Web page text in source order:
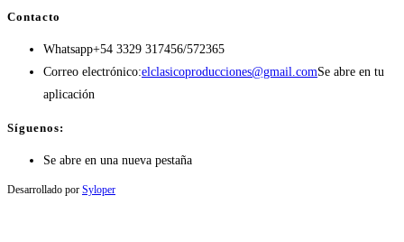
Contacto
Whatsapp+54 3329 317456/572365
Correo electrónico:elclasicoproducciones@gmail.comSe abre en tu
aplicación
Síguenos:
Se abre en una nueva pestaña
Desarrollado por Syloper